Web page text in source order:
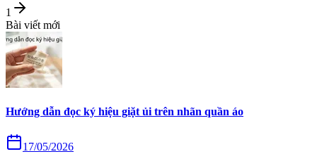
1
Bài viết mới
Hướng dẫn đọc ký hiệu giặt ủi trên nhãn quần áo
17/05/2026